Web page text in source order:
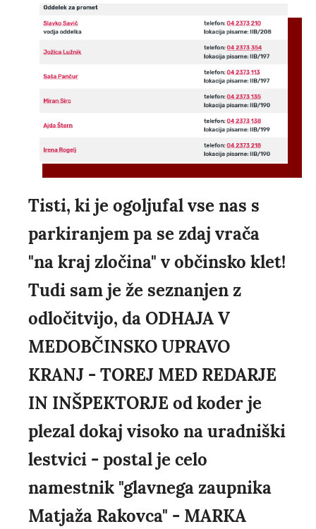
Tisti, ki je ogoljufal vse nas s
parkiranjem pa se zdaj vrača
"na kraj zločina" v občinsko klet!
Tudi sam je že seznanjen z
odločitvijo, da ODHAJA V
MEDOBČINSKO UPRAVO
KRANJ - TOREJ MED REDARJE
IN INŠPEKTORJE od koder je
plezal dokaj visoko na uradniški
lestvici - postal je celo
namestnik "glavnega zaupnika
Matjaža Rakovca" - MARKA